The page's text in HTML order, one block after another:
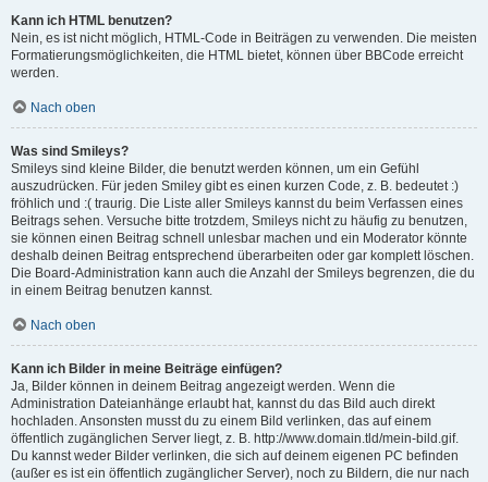
Kann ich HTML benutzen?
Nein, es ist nicht möglich, HTML-Code in Beiträgen zu verwenden. Die meisten
Formatierungsmöglichkeiten, die HTML bietet, können über BBCode erreicht
werden.
Nach oben
Was sind Smileys?
Smileys sind kleine Bilder, die benutzt werden können, um ein Gefühl
auszudrücken. Für jeden Smiley gibt es einen kurzen Code, z. B. bedeutet :)
fröhlich und :( traurig. Die Liste aller Smileys kannst du beim Verfassen eines
Beitrags sehen. Versuche bitte trotzdem, Smileys nicht zu häufig zu benutzen,
sie können einen Beitrag schnell unlesbar machen und ein Moderator könnte
deshalb deinen Beitrag entsprechend überarbeiten oder gar komplett löschen.
Die Board-Administration kann auch die Anzahl der Smileys begrenzen, die du
in einem Beitrag benutzen kannst.
Nach oben
Kann ich Bilder in meine Beiträge einfügen?
Ja, Bilder können in deinem Beitrag angezeigt werden. Wenn die
Administration Dateianhänge erlaubt hat, kannst du das Bild auch direkt
hochladen. Ansonsten musst du zu einem Bild verlinken, das auf einem
öffentlich zugänglichen Server liegt, z. B. http://www.domain.tld/mein-bild.gif.
Du kannst weder Bilder verlinken, die sich auf deinem eigenen PC befinden
(außer es ist ein öffentlich zugänglicher Server), noch zu Bildern, die nur nach